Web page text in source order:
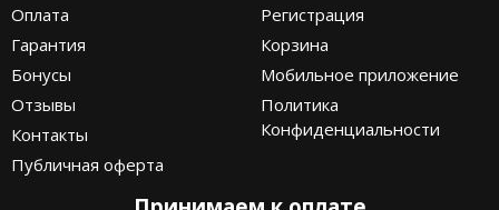
Оплата
Гарантия
Бонусы
Отзывы
Контакты
Публичная оферта
Регистрация
Корзина
Мобильное приложение
Политика
Конфиденциальности